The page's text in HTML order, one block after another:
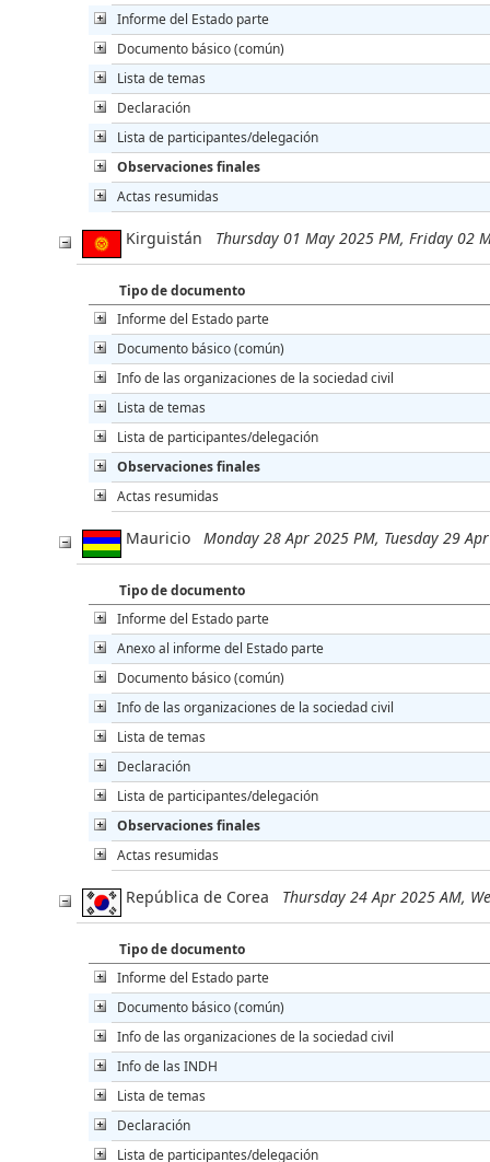
Informe del Estado parte
Documento básico (común)
Lista de temas
Declaración
Lista de participantes/delegación
Observaciones finales
Actas resumidas
Kirguistán Thursday 01 May 2025 PM, Friday 02
Tipo de documento
Informe del Estado parte
Documento básico (común)
Info de las organizaciones de la sociedad civil
Lista de temas
Lista de participantes/delegación
Observaciones finales
Actas resumidas
Mauricio Monday 28 Apr 2025 PM, Tuesday 29
Tipo de documento
Informe del Estado parte
Anexo al informe del Estado parte
Documento básico (común)
Info de las organizaciones de la sociedad civil
Lista de temas
Declaración
Lista de participantes/delegación
Observaciones finales
Actas resumidas
República de Corea Thursday 24 Apr 2025 AM,
Tipo de documento
Informe del Estado parte
Documento básico (común)
Info de las organizaciones de la sociedad civil
Info de las INDH
Lista de temas
Declaración
Lista de participantes/delegación